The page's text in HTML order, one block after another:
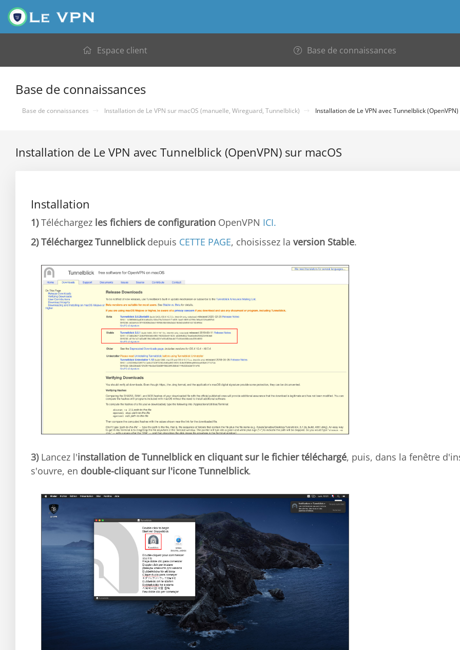
Espace client Base de connaissances
Base de connaissances
Base de connaissances Installation de Le VPN sur macOS (manuelle, Wireguard, Tunnelblick) Installation de Le VPN avec Tunnelblick
Installation de Le VPN avec Tunnelblick (OpenVPN) sur macOS
Installation
1)Téléchargez les fichiers de configuration OpenVPN ICI.
2) Téléchargez Tunnelblickdepuis CETTE PAGE, choisissez la version Stable.
3)Lancez l'installation de Tunnelblick en cliquant sur le fichier téléchargé, puis, dans la fenêtre
s'ouvre, en double-cliquant sur l'icone Tunnelblick.